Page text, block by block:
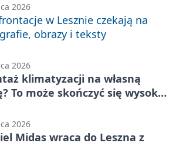
2026
w Lesznie czekają na
obrazy i teksty
2026
klimatyzacji na własną
To może skończyć się wysoką
2026
Midas wraca do Leszna z